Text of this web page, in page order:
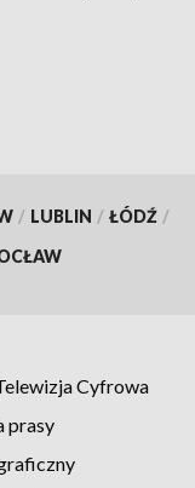
/ LUBLIN / ŁÓDŹ /
Cyfrowa
prasy